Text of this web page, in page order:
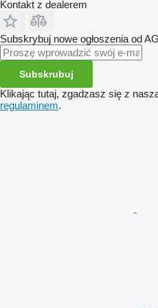
Kontakt z dealerem
Subskrybuj nowe ogłoszenia od
Subskrubuj
Klikając tutaj, zgadzasz się z
regulaminem.